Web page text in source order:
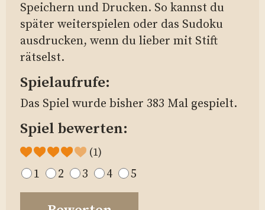
Speichern und Drucken. So kannst du
später weiterspielen oder das Sudoku
ausdrucken, wenn du lieber mit Stift
rätselst.
Spielaufrufe:
Das Spiel wurde bisher 383 Mal gespielt.
Spiel bewerten:
(1)
1 2 3 4 5